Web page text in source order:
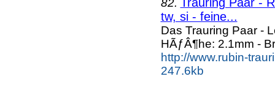
82.
tw, si - feine...
Das Trauring Paar -
HÃƒÂ¶he: 2.1mm -
http://www.rubin-
247.6kb